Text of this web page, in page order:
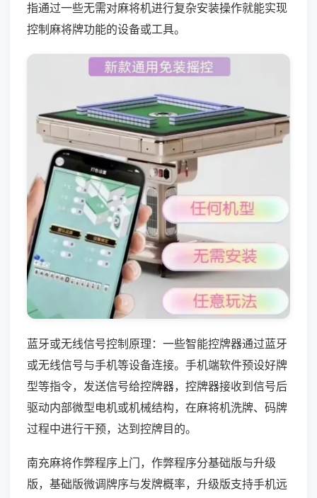
指通过一些无需对麻将机进行复杂安装操作就能实现
控制麻将牌功能的设备或工具。
蓝牙或无线信号控制原理：一些智能控牌器通过蓝牙
或无线信号与手机等设备连接。手机端软件预设好牌
型等指令，发送信号给控牌器，控牌器接收到信号后
驱动内部微型电机或机械结构，在麻将机洗牌、码牌
过程中进行干预，达到控牌目的。
南充麻将作弊程序上门，作弊程序分基础版与升级
版，基础版微调牌序与发牌概率，升级版支持手机远